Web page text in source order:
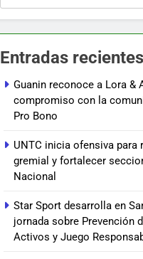
Entradas recientes
Guanin reconoce a Lora &
compromiso con la
Pro Bono
UNTC inicia ofensiva para
gremial y fortalecer
Nacional
Star Sport desarrolla en
jornada sobre Prevención
Activos y Juego